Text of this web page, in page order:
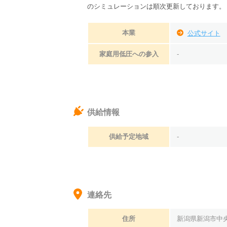
のシミュレーションは順次更新しております。
本業 公式サイト
家庭用低圧への参入 -
供給情報
供給予定地域 -
連絡先
住所 新潟県新潟市中